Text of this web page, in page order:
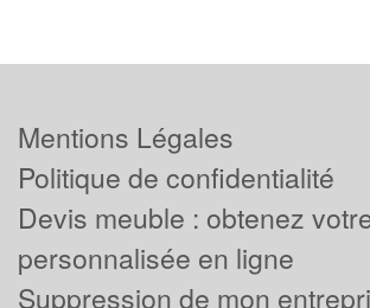
Mentions Légales
Politique de confidentialité
Devis meuble : obtenez
personnalisée en ligne
Suppression de mon